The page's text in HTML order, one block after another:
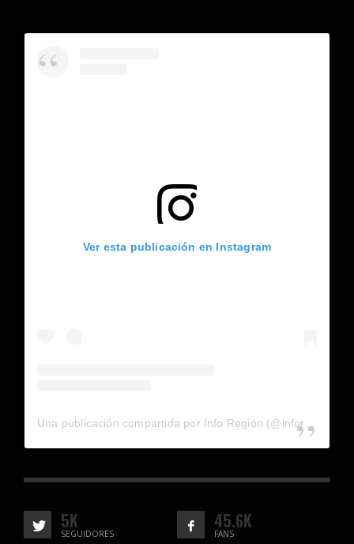
Ver esta publicación en Instagram
5K
SEGUIDORES
45.6K
FANS